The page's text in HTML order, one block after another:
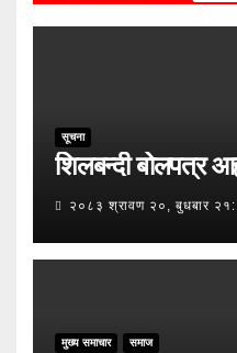
सूचना
शिलबन्दी बोलपत्र
२०८३ श्रावण २०, बुधबार
मुख्य समाचार समाज